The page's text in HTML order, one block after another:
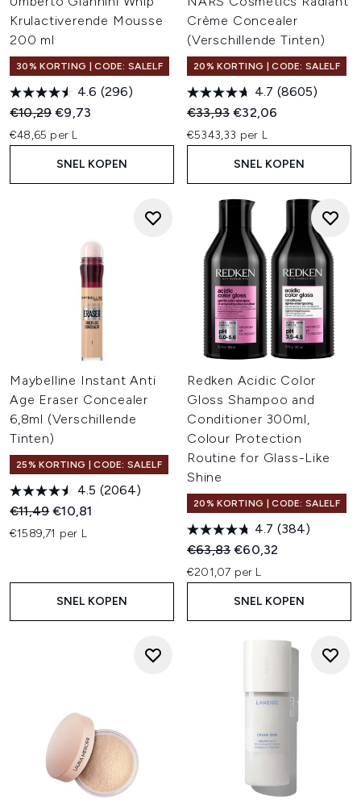
Krulactiverende Mousse
200 ml
30% KORTING | CODE: SALELF
4.6 (296)
Recommended Retail Price:
€10,29Huidige prijs:
€9,73
€48,65 per L
SNEL KOPEN
Crème Concealer
(Verschillende Tinten)
20% KORTING | CODE: SALELF
4.7 (8605)
Recommended Retail Price:
€33,93Huidige prijs:
€32,06
€5343,33 per L
SNEL KOPEN
Maybelline Instant Anti
Age Eraser Concealer
6,8ml (Verschillende
Tinten)
25% KORTING | CODE: SALELF
4.5 (2064)
Recommended Retail Price:
€11,49Huidige prijs:
€10,81
€1589,71 per L
SNEL KOPEN
Redken Acidic Color
Gloss Shampoo and
Conditioner 300ml,
Colour Protection
Routine for Glass-Like
Shine
20% KORTING | CODE: SALELF
4.7 (384)
Recommended Retail Price:
€63,83Huidige prijs:
€60,32
€201,07 per L
SNEL KOPEN